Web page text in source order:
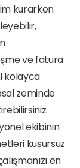
kurarken
ve fatura
kolayca
zeminde
ekibinin
kusursuz
en